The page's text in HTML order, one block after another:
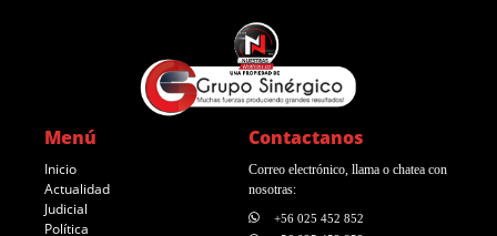
Menú
Inicio
Actualidad
Judicial
Política
Contactanos
Correo electrónico, llama o chatea con
nosotras:
+56 025 452 852